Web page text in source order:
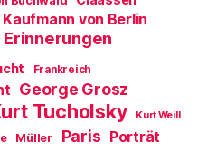
Kaufmann von Berlin
Erinnerungen
Frankreich
George Grosz
Tucholsky Kurt Weill
Müller Paris Porträt